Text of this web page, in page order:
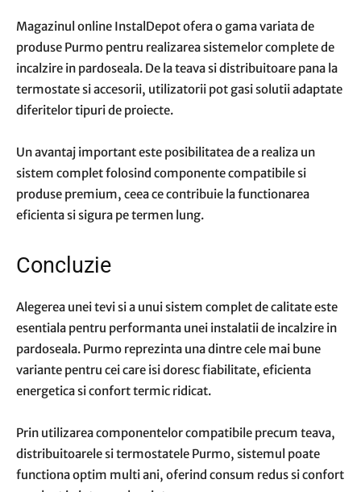
Magazinul online InstalDepotofera o gama variata de
produse Purmo pentru realizarea sistemelor complete de
incalzire in pardoseala. De la teava si distribuitoare pana la
termostate si accesorii, utilizatorii pot gasi solutii adaptate
diferitelor tipuri de proiecte.
Un avantaj important este posibilitatea de a realiza un
sistem complet folosind componente compatibile si
produse premium, ceea ce contribuie la functionarea
eficienta si sigura pe termen lung.
Concluzie
Alegerea unei tevi si a unui sistem complet de calitate este
esentiala pentru performanta unei instalatii de incalzire in
pardoseala. Purmo reprezinta una dintre cele mai bune
variante pentru cei care isi doresc fiabilitate, eficienta
energetica si confort termic ridicat.
Prin utilizarea componentelor compatibile precum teava,
distribuitoarele si termostatele Purmo, sistemul poate
functiona optim multi ani, oferind consum redus si confort